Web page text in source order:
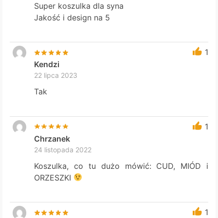
Super koszulka dla syna
Jakość i design na 5
1
Kendzi
22 lipca 2023
Tak
1
Chrzanek
24 listopada 2022
Koszulka, co tu dużo mówić: CUD, MIÓD i
ORZESZKI
1